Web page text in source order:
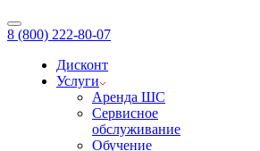
8 (800) 222-80-07
Дисконт
Услуги
Аренда ШС
Сервисное
обслуживание
Обучение